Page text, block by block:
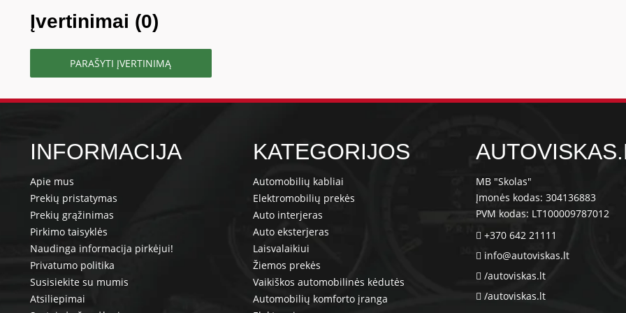
Įvertinimai (0)
PARAŠYTI ĮVERTINIMĄ
INFORMACIJA
Apie mus
Prekių pristatymas
Prekių grąžinimas
Pirkimo taisyklės
Naudinga informacija pirkėjui!
Privatumo politika
Susisiekite su mumis
Atsiliepimai
KATEGORIJOS
Automobilių kabliai
Elektromobilių prekės
Auto interjeras
Auto eksterjeras
Laisvalaikiui
Žiemos prekės
Vaikiškos automobilinės kėdutės
Automobilių komforto įranga
MB "Skolas"
Įmonės kodas: 304136883
PVM kodas: LT100009787012
+370 642 21111
info@autoviskas.lt
/autoviskas.lt
/autoviskas.lt